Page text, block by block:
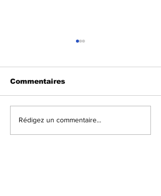
RDC|Sécurité :
Commentaires
Rédigez un commentaire...